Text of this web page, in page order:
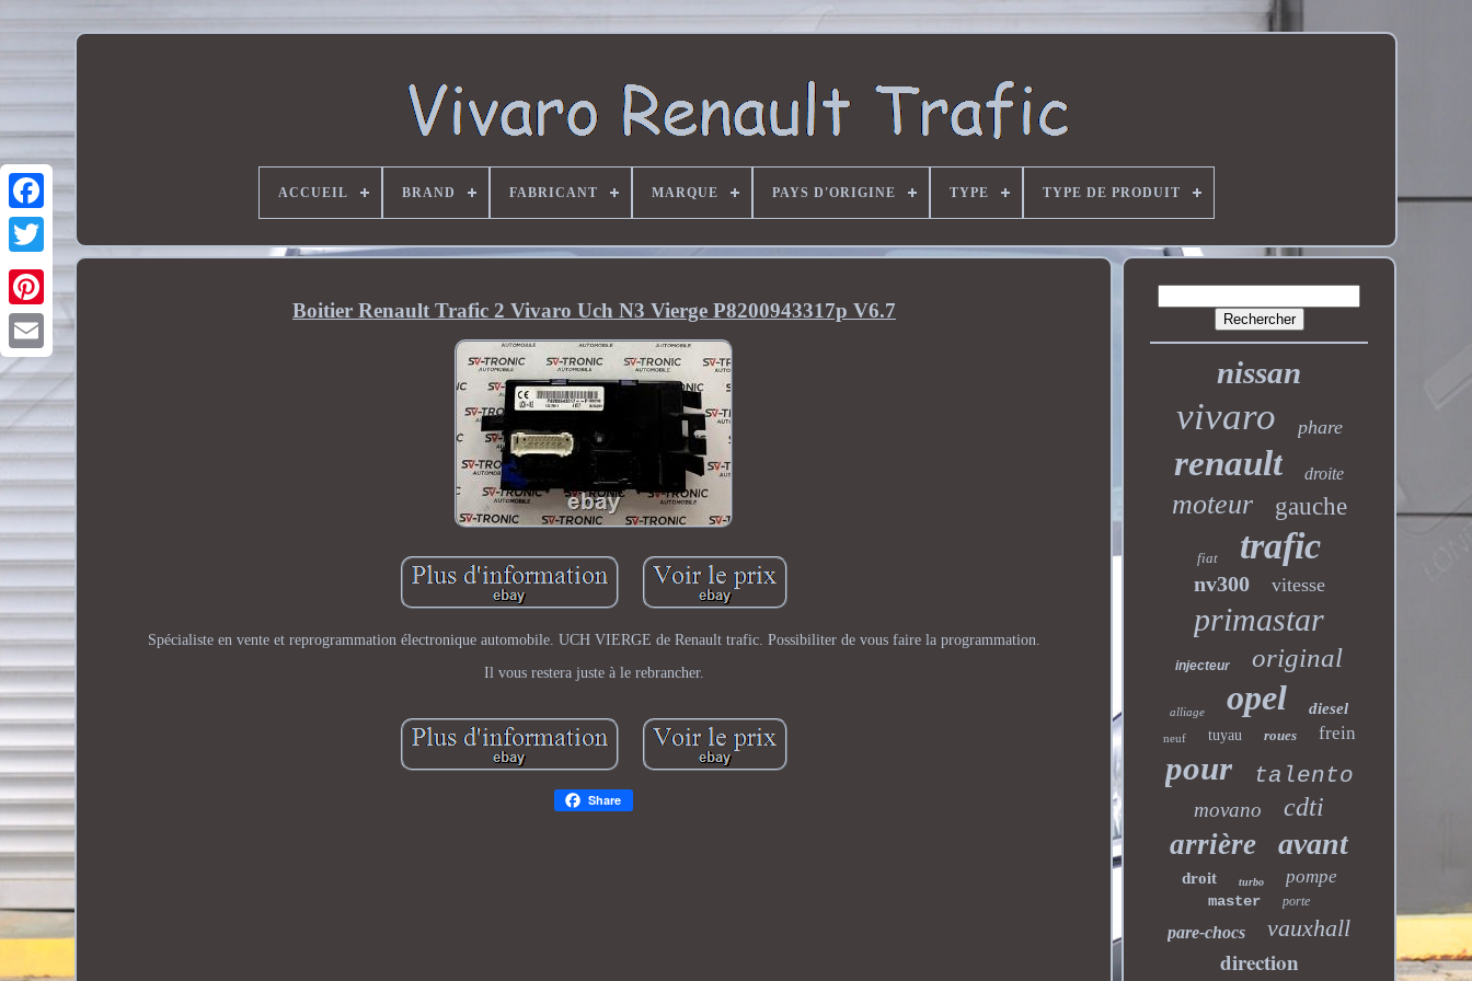
ACCUEIL BRAND FABRICANT MARQUE PAYS D'ORIGINE TYPE TYPE DE PRODUIT
Boitier Renault Trafic 2 Vivaro Uch N3 Vierge P8200943317p V6.7
Spécialiste en vente et reprogrammation électronique automobile. UCH VIERGE de Renault trafic. Possibiliter de vous faire la programmation.
Il vous restera juste à le rebrancher.
Share
nissan
vivaro phare
renault droite
moteur gauche
fiat trafic
nv300 vitesse
primastar
injecteur original
alliage opel diesel
neuf tuyau roues frein
pour talento
movano cdti
arrière avant
droit turbo pompe
master porte
pare-chocs vauxhall
direction